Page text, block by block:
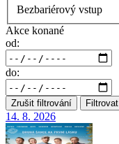
Bezbariérový vstup
Akce konané
od:
do:
Zrušit filtrování Filtrovat
14. 8. 2026